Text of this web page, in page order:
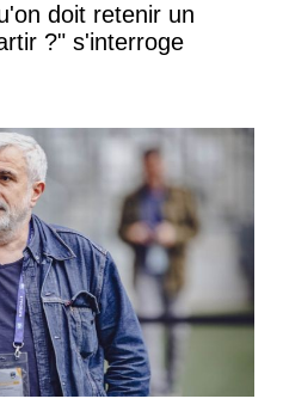
doit retenir un
?" s'interroge